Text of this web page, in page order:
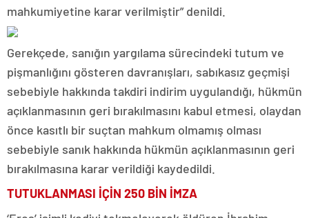
mahkumiyetine karar verilmiştir” denildi.
Gerekçede, sanığın yargılama sürecindeki tutum ve
pişmanlığını gösteren davranışları, sabıkasız geçmişi
sebebiyle hakkında takdiri indirim uygulandığı, hükmün
açıklanmasının geri bırakılmasını kabul etmesi, olaydan
önce kasıtlı bir suçtan mahkum olmamış olması
sebebiyle sanık hakkında hükmün açıklanmasının geri
bırakılmasına karar verildiği kaydedildi.
TUTUKLANMASI İÇİN 250 BİN İMZA